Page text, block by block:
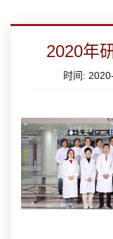
2020年
时间: